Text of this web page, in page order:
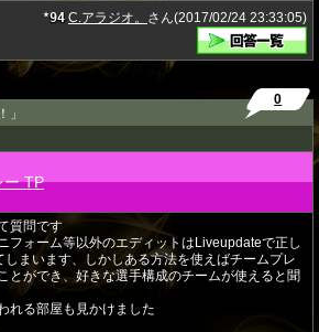
★94 C.アラジオ。 さん(2017/02/24 23:33:05)
」
0
ー TP
質問です
フォーム等以外のエディットはLiveupdateで正し
まいます、しかしある方法を使えばチームプレ
とができ、好きな選手構成のチームが使えると聞
れる部屋も見かけました